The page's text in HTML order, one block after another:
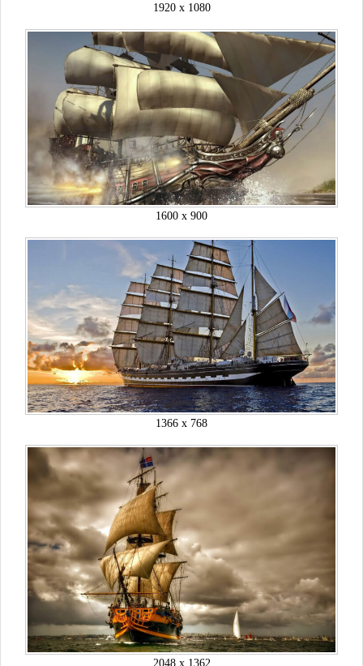
1920 x 1080
1600 x 900
1366 x 768
2048 x 1362